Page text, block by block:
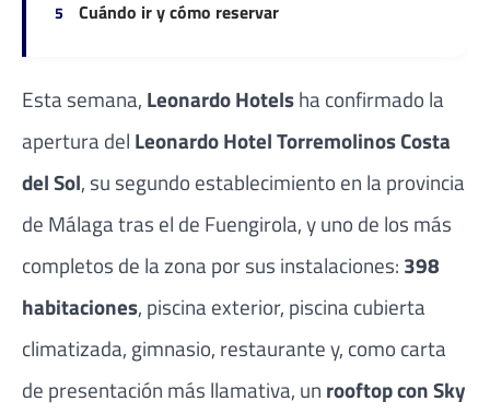
Cuándo ir y cómo reservar
Esta semana, Leonardo Hotelsha confirmado la
apertura del Leonardo Hotel Torremolinos Costa
del Sol, su segundo establecimiento en la provincia
de Málaga tras el de Fuengirola, y uno de los más
completos de la zona por sus instalaciones: 398
habitaciones, piscina exterior, piscina cubierta
climatizada, gimnasio, restaurante y, como carta
de presentación más llamativa, un rooftop con Sky